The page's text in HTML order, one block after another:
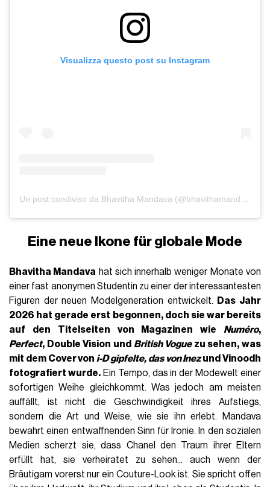
Visualizza questo post su Instagram
Eine neue Ikone für globale Mode
Bhavitha Mandava hat sich innerhalb weniger Monate von
einer fast anonymen Studentin zu einer der interessantesten
Figuren der neuen Modelgeneration entwickelt.
Das Jahr
2026 hat gerade erst begonnen, doch sie war bereits
auf den Titelseiten von Magazinen wie Numéro,
Perfect, Double Vision und British Voguezu sehen, was
mit dem Cover von i-D gipfelte, das von Inezund Vinoodh
fotografiert wurde.Ein Tempo, das in der Modewelt einer
sofortigen Weihe gleichkommt. Was jedoch am meisten
auffällt, ist nicht die Geschwindigkeit ihres Aufstiegs,
sondern die Art und Weise, wie sie ihn erlebt. Mandava
bewahrt einen entwaffnenden Sinn für Ironie. In den sozialen
Medien scherzt sie, dass Chanel den Traum ihrer Eltern
erfüllt hat, sie verheiratet zu sehen... auch wenn der
Bräutigam vorerst nur ein Couture-Look ist. Sie spricht offen